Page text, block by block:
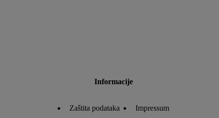
Informacije
Zaštita podataka Impressum